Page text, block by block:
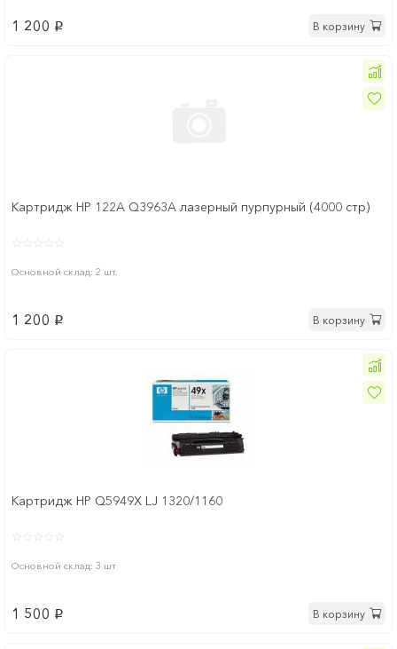
1 200 p В корзину
Картридж HP 122A Q3963A лазерный пурпурный (4000 стр)
Основной склад: 2 шт.
1 200 p В корзину
Картридж HP Q5949X LJ 1320/1160
Основной склад: 3 шт
1 500 p В корзину